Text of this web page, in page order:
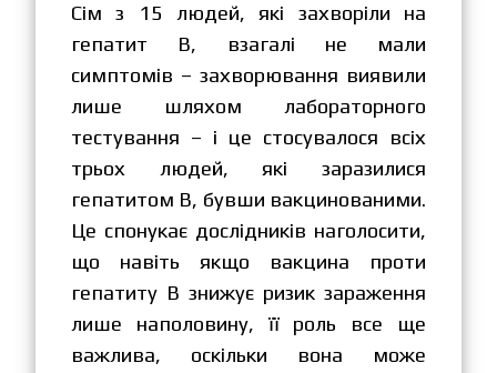
Сім з 15 людей, які захворіли на
гепатит В, взагалі не мали
симптомів – захворювання виявили
лише шляхом лабораторного
тестування – і це стосувалося всіх
трьох людей, які заразилися
гепатитом В, бувши вакцинованими.
Це спонукає дослідників наголосити,
що навіть якщо вакцина проти
гепатиту В знижує ризик зараження
лише наполовину, її роль все ще
важлива, оскільки вона може